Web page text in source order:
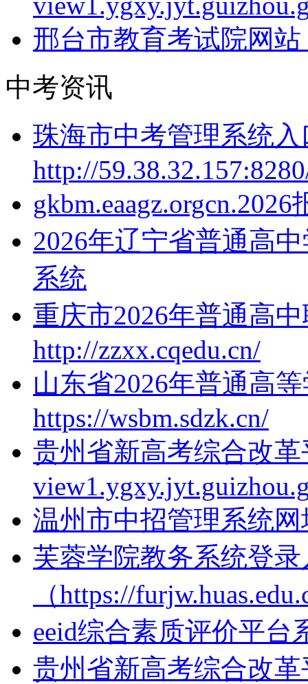
邢台市教育考试院网
中考资讯
珠海市中考管理系统入
http://
gkbm.eaagz.orgcn.2026
2026年辽宁省普通高
系统
重庆市2026年普通高
http://zzxx.cqedu.cn/
山东省2026年普通高
https://wsbm.sdzk.cn/
贵州省新高考综合改革
温州市中招管理系统网
芙蓉学院教务系统登录
（https://
eeid综合素质评价平台
贵州省新高考综合改